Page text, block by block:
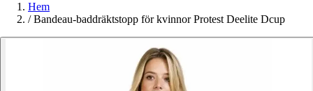
Hem
/ Bandeau-baddräktstopp för kvinnor Protest Deelite Dcup